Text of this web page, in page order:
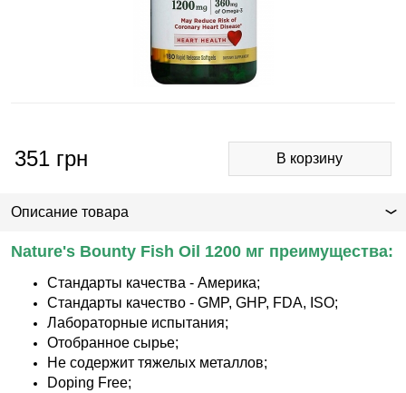
351 грн
Описание товара
Nature's Bounty Fish Oil 1200 мг преимущества:
Стандарты качества - Америка;
Стандарты качество - GMP, GHP, FDA, ISO;
Лабораторные испытания;
Отобранное сырье;
Не содержит тяжелых металлов;
Doping Free;